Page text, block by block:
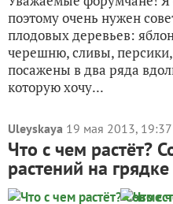
поэтому очень нужен
плодовых деревьев:
черешню, сливы,
посажены в два ряда
которую хочу...
Uleyskaya 19 мая 2013, 19:37
Что с чем растёт?
растений на грядке